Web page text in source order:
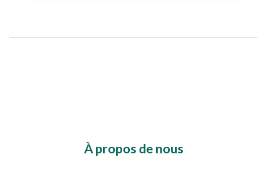
À propos de nous